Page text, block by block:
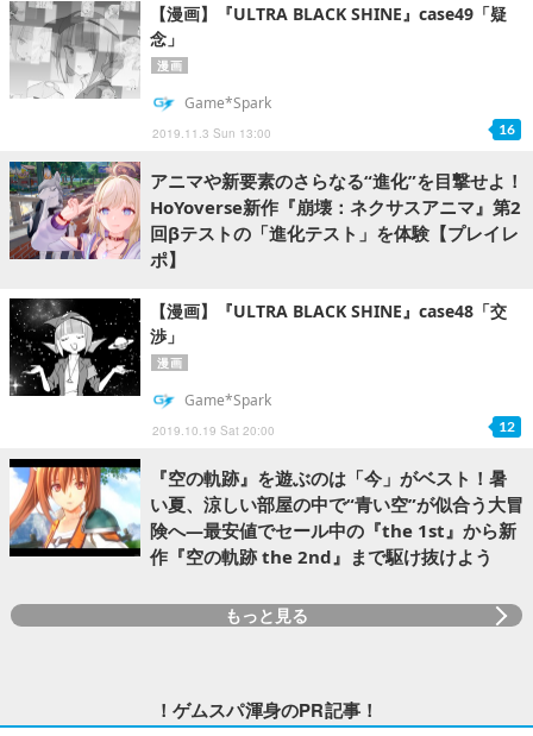
【漫画】『ULTRA BLACK SHINE』case49「疑
念」
漫画
2019.11.3 Sun 13:00
Game*Spark
16
アニマや新要素のさらなる“進化”を目撃せよ！
HoYoverse新作『崩壊：ネクサスアニマ』第2
回βテストの「進化テスト」を体験【プレイレ
ポ】
【漫画】『ULTRA BLACK SHINE』case48「交
渉」
漫画
2019.10.19 Sat 20:00
Game*Spark
12
『空の軌跡』を遊ぶのは「今」がベスト！暑
い夏、涼しい部屋の中で“青い空”が似合う大冒
険へ―最安値でセール中の『the 1st』から新
作『空の軌跡 the 2nd』まで駆け抜けよう
もっと見る
！ゲムスパ渾身のPR記事！